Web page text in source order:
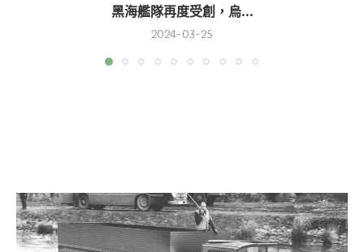
黑海艦隊再度受創，烏...
2024-03-25